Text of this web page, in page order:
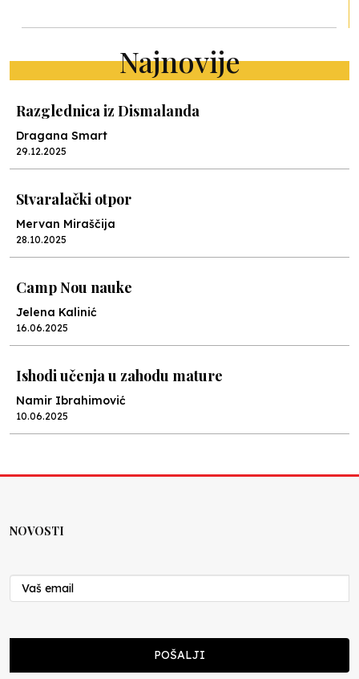
Najnovije
Razglednica iz Dismalanda
Dragana Smart
29.12.2025
Stvaralački otpor
Mervan Miraščija
28.10.2025
Camp Nou nauke
Jelena Kalinić
16.06.2025
Ishodi učenja u zahodu mature
Namir Ibrahimović
10.06.2025
Nenad Veličković
29.10.2024
Cuke i djeca
NOVOSTI
POŠALJI